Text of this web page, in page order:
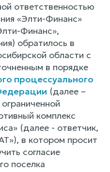
ответственностью
«Элти-Финанс»
Финанс»,
обратилось в
области с
в порядке
процессуального
(далее –
комплекс
(далее - ответчик,
в котором просит
согласие
поселка